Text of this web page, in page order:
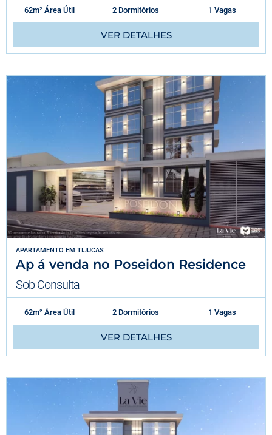
62m² Área Útil 2 Dormitórios 1 Vagas
VER DETALHES
APARTAMENTO EM TIJUCAS
Ap á venda no Poseidon Residence
Sob Consulta
62m² Área Útil 2 Dormitórios 1 Vagas
VER DETALHES